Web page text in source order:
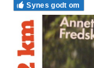
Synes godt om